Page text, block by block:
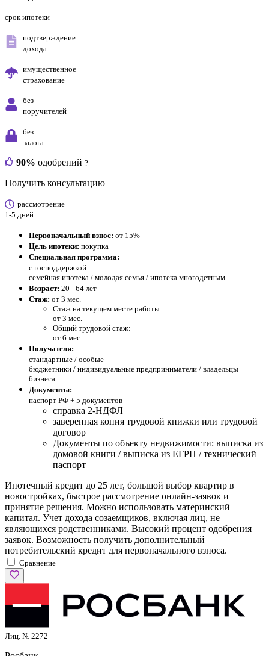
срок ипотеки
подтверждение
дохода
имущественное
страхование
без
поручителей
без
залога
90% одобрений ?
Получить консультацию
рассмотрение
1-5 дней
Первоначальный взнос: от 15%
Цель ипотеки: покупка
Специальная программа:
с господдержкой
семейная ипотека / молодая семья / ипотека многодетным
Возраст: 20 - 64 лет
Стаж: от 3 мес.
Стаж на текущем месте работы:
от 3 мес.
Общий трудовой стаж:
от 6 мес.
Получатели:
стандартные / особые
бюджетники / индивидуальные предприниматели / владельцы
бизнеса
Документы:
паспорт РФ + 5 документов
справка 2-НДФЛ
заверенная копия трудовой книжки или трудовой
договор
Документы по объекту недвижимости: выписка из
домовой книги / выписка из ЕГРП / технический
паспорт
Ипотечный кредит до 25 лет, большой выбор квартир в
новостройках, быстрое рассмотрение онлайн-заявок и
принятие решения. Можно использовать материнский
капитал. Учет дохода созаемщиков, включая лиц, не
являющихся родственниками. Высокий процент одобрения
заявок. Возможность получить дополнительный
потребительский кредит для первоначального взноса.
Сравнение
Лиц. № 2272